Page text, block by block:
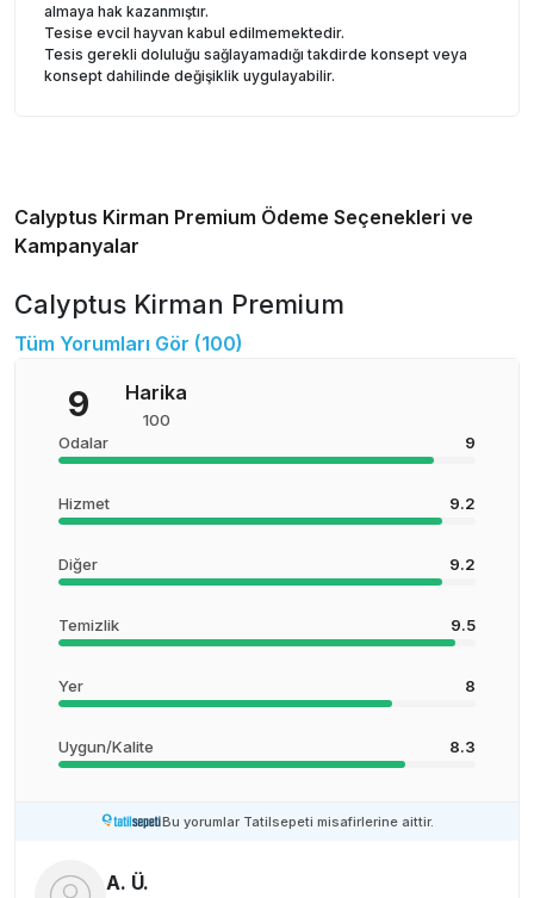
almaya hak kazanmıştır.
Tesise evcil hayvan kabul edilmemektedir.
Tesis gerekli doluluğu sağlayamadığı takdirde konsept veya
konsept dahilinde değişiklik uygulayabilir.
Calyptus Kirman Premium Ödeme Seçenekleri ve
Kampanyalar
Calyptus Kirman Premium
Tüm Yorumları Gör (100)
9 Harika
100
Odalar
9
Hizmet 9.2
Diğer 9.2
Temizlik 9.5
Yer 8
Uygun/Kalite 8.3
Bu yorumlar Tatilsepeti misafirlerine aittir.
A. Ü.